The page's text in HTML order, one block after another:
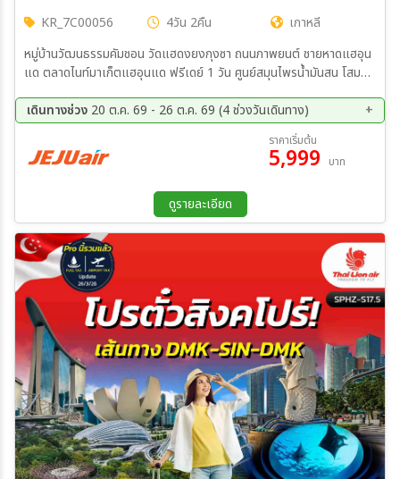
KR_7C00056 4วัน 2คืน
เกาหลี
หมู่บ้านวัฒนธรรมคัมชอน วัดแฮดงยงกุงซา ถนนภาพยนต์ ชายหาดแฮอุน
แด ตลาดไนท์มาเก็ตแฮอุนแด ฟรีเดย์ 1 วัน ศูนย์สมุนไพรน้ำมันสน โสม
เดินทางช่วง 20 ต.ค. 69 - 26 ต.ค. 69 (4 ช่วงวันเดินทาง)
21 ต.ค. 69 - 24 ต.ค. 69
22 ต.ค. 69 - 25 ต.ค. 69
23 ต.ค. 69 - 26 ต.ค. 69
ราคาเริ่มต้น
5,999 บาท
ดูรายละเอียด